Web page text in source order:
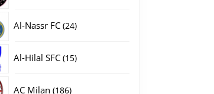
Al-Nassr FC 2424
Al-Hilal SFC 1515
AC Milan 186186